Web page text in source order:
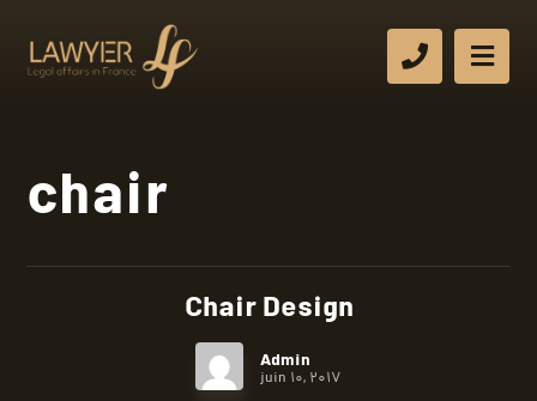
chair
Chair Design
Admin
juin 10, 2017